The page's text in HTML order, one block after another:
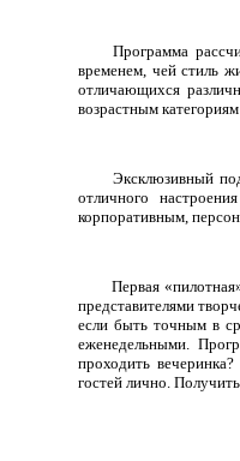
Программа
временем, чей стиль
отличающихся
возрастным
Эксклюзивный
отличного
корпоративным,
Первая «пилотная»
представителями
если быть точным в
еженедельными.
проходить
гостей лично.